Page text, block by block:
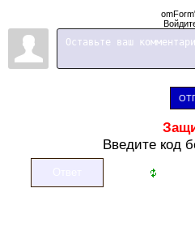
Введите код